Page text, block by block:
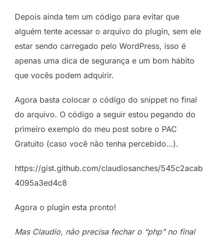
Depois ainda tem um código para evitar que
alguém tente acessar o arquivo do plugin, sem ele
estar sendo carregado pelo WordPress, isso é
apenas uma dica de segurança e um bom hábito
que vocês podem adquirir.
Agora basta colocar o código do snippet no final
do arquivo. O código a seguir estou pegando do
primeiro exemplo do meu post sobre o PAC
Gratuito (caso você não tenha percebido…).
https://gist.github.com/claudiosanches/545c2acab
4095a3ed4c8
Agora o plugin esta pronto!
Mas Claudio, não precisa fechar o “php” no final